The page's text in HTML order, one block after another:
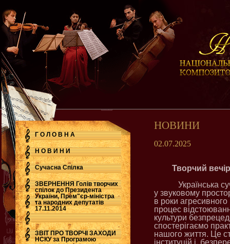
Г О Л О В Н А
Н О В И Н И
Сучасна Cпілка
ЗВЕРНЕННЯ Голів творчих
спілок до Президента
України, Прем"єр-міністра
та народних депутатів
17.11.2014
.
ЗВІТ ПРО ТВОРЧІ ЗАХОДИ
НСКУ за Програмою
НОВИНИ
02.07.2025
Творчий
Українська
у звуковому
в роки агресивного
процес
культури
спостерігаємо
нашого життя. Це
інституцій і,